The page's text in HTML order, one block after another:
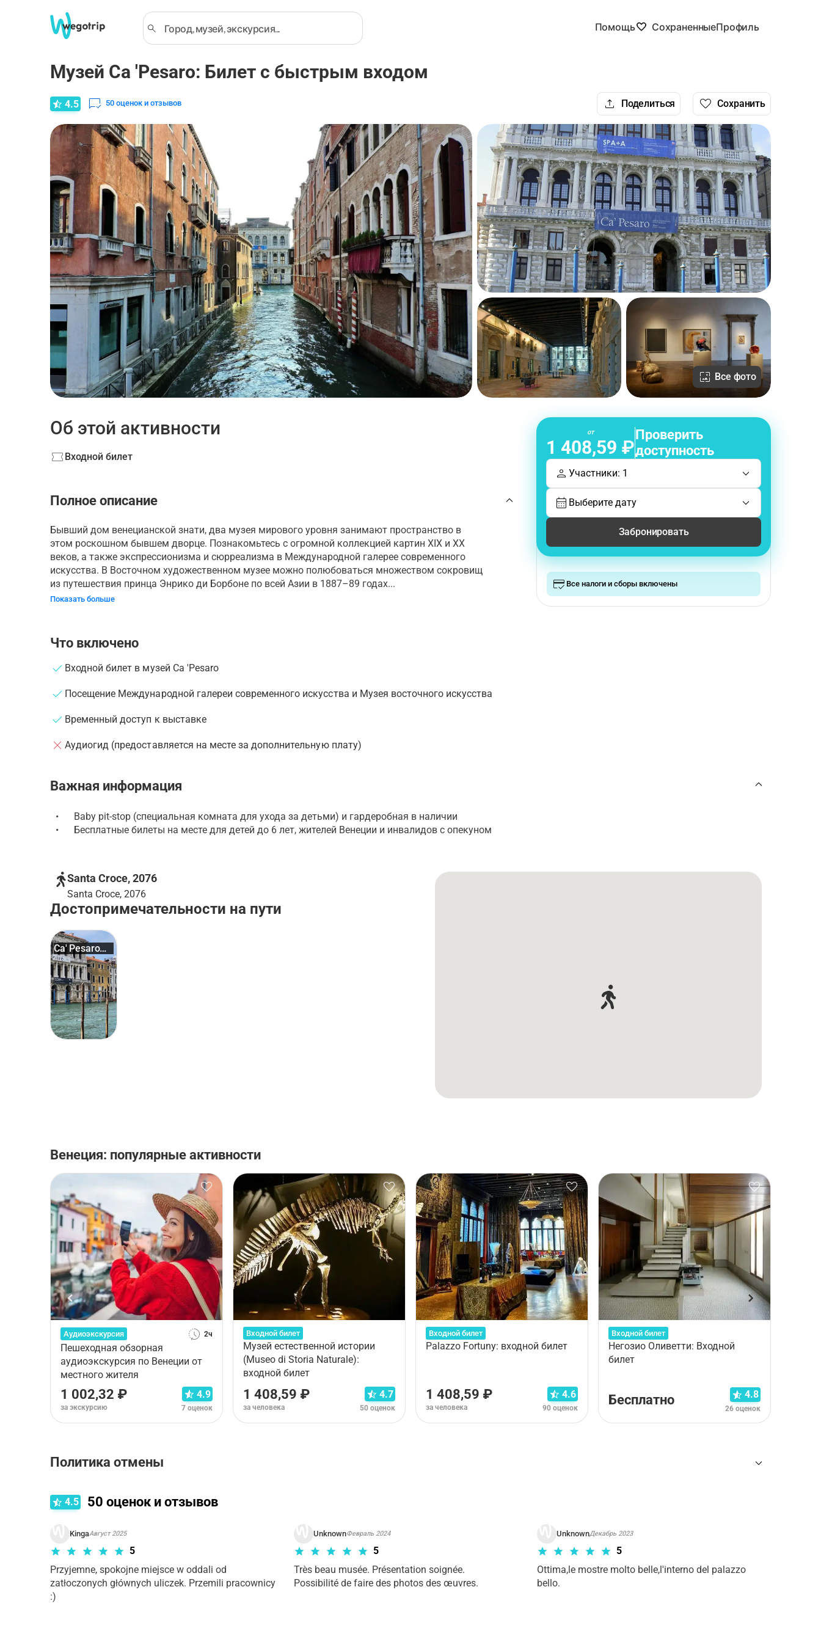
Помощь СохраненныеПрофиль
Музей Ca 'Pesaro: Билет с быстрым входом
4.5 50 оценок и отзывов Поделиться Сохранить
Все фото
Об этой активности
Входной билет
от
1 408,59 ₽
Проверить
доступность
Участники: 1
Выберите дату
Забронировать
Все налоги и сборы включены
Полное описание
Бывший дом венецианской знати, два музея мирового уровня занимают пространство в
этом роскошном бывшем дворце. Познакомьтесь с огромной коллекцией картин XIX и XX
веков, а также экспрессионизма и сюрреализма в Международной галерее современного
искусства. В Восточном художественном музее можно полюбоваться множеством сокровищ
из путешествия принца Энрико ди Борбоне по всей Азии в 1887–89 годах...
Показать больше
Что включено
Входной билет в музей Ca 'Pesaro
Посещение Международной галереи современного искусства и Музея восточного искусства
Временный доступ к выставке
Аудиогид (предоставляется на месте за дополнительную плату)
Важная информация
•
Baby pit-stop (специальная комната для ухода за детьми) и гардеробная в наличии
•
Бесплатные билеты на месте для детей до 6 лет, жителей Венеции и инвалидов с опекуном
Santa Croce, 2076
Santa Croce, 2076
Достопримечательности на пути
Ca' Pesaro
Museum
Венеция: популярные активности
Аудиоэкскурсия 2ч
Пешеходная обзорная
аудиоэкскурсия по Венеции от
местного жителя
1 002,32 ₽
за экскурсию
4.9
7 оценок
Входной билет
Музей естественной истории
(Museo di Storia Naturale):
входной билет
1 408,59 ₽
за человека
4.7
50 оценок
Входной билет
Palazzo Fortuny: входной билет
1 408,59 ₽
за человека
4.6
90 оценок
Входной билет
Негозио Оливетти: Входной
билет
Бесплатно 4.8
26 оценок
Политика отмены
4.5
50 оценок и отзывов
KingaАвгуст 2025
5
Przyjemne, spokojne miejsce w oddali od
zatłoczonych głównych uliczek. Przemili pracownicy
:)
UnknownФевраль 2024
5
Très beau musée. Présentation soignée.
Possibilité de faire des photos des œuvres.
UnknownДекабрь 2023
5
Ottima,le mostre molto belle,l'interno del palazzo
bello.